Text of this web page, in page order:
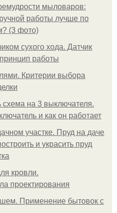
мыловаров:
работы лучше по
(3 фото)
сухого хода. Датчик
работы
Критерии выбора
на 3 выключателя.
и как он работает
участке. Пруд на даче
и украсить пруд
кровли.
проектирования
Применение бытовок с